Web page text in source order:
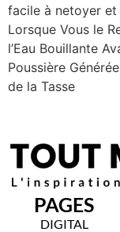
facile à netoyer
Lorsque Vous le
l’Eau Bouillante
Poussière
de la Tasse
PAGES
DIGITAL